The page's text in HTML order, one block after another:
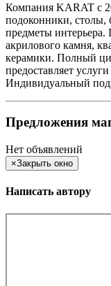
Компания KARAT с
подоконники, столы,
предметы
акрилового камня,
керамики. Полный
предоставляет
Индивидуальный
Предложения
Нет объявлений
×Закрыть окно
Написать автору